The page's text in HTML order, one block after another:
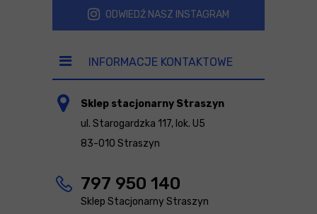
ODWIEDŹ NASZ INSTAGRAM
INFORMACJE KONTAKTOWE
Sklep stacjonarny Straszyn
ul. Starogardzka 117, lok. U5
83-010 Straszyn
797 950 140
Sklep Stacjonarny Straszyn